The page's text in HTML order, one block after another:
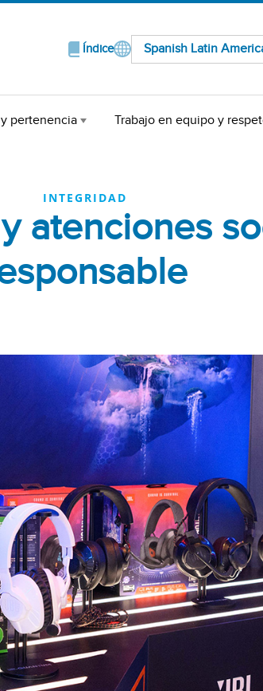
Índice Spanish Latin
pertenencia Trabajo en equipo y
INTEGRIDAD
atenciones